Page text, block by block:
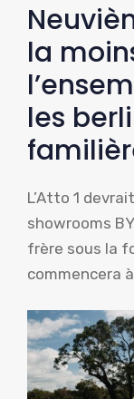
la
les
L’Atto 1
showrooms
frère sous la
commencera